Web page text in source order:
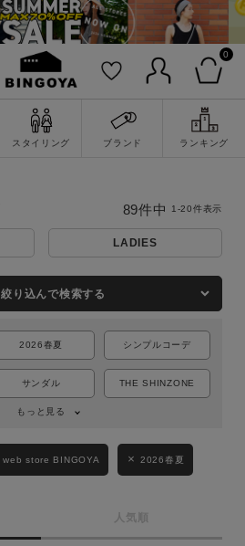
0
スタイリング ブランド ランキング
詳細検索
LADIES
絞り込んで検索する
2026春夏 シンプルコーデ
サンダル THE SHINZONE
もっと見る
web store BINGOYA 2026春夏
人気順
89件中 1-20件表示